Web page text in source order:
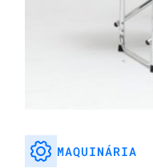
MAQUINÁRIA